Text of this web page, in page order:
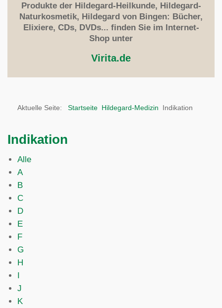
Produkte der Hildegard-Heilkunde, Hildegard-
Naturkosmetik, Hildegard von Bingen: Bücher,
Elixiere, CDs, DVDs... finden Sie im Internet-
Shop unter
Virita.de
Aktuelle Seite: Startseite Hildegard-Medizin Indikation
Indikation
Alle
A
B
C
D
E
F
G
H
I
J
K